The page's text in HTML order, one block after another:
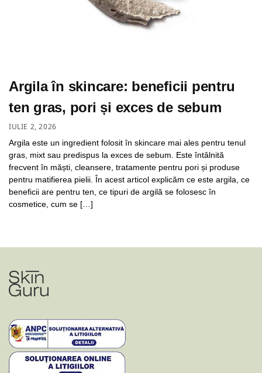
Argila în skincare: beneficii pentru
ten gras, pori și exces de sebum
IULIE 2, 2026
Argila este un ingredient folosit în skincare mai ales pentru tenul
gras, mixt sau predispus la exces de sebum. Este întâlnită
frecvent în măști, cleansere, tratamente pentru pori și produse
pentru matifierea pielii. În acest articol explicăm ce este argila, ce
beneficii are pentru ten, ce tipuri de argilă se folosesc în
cosmetice, cum se […]